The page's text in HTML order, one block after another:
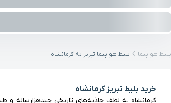
بلیط هواپیما بلیط هواپیما تبریز‎‎ به کرمانشاه
خرید بلیط تبریز کرمانشاه